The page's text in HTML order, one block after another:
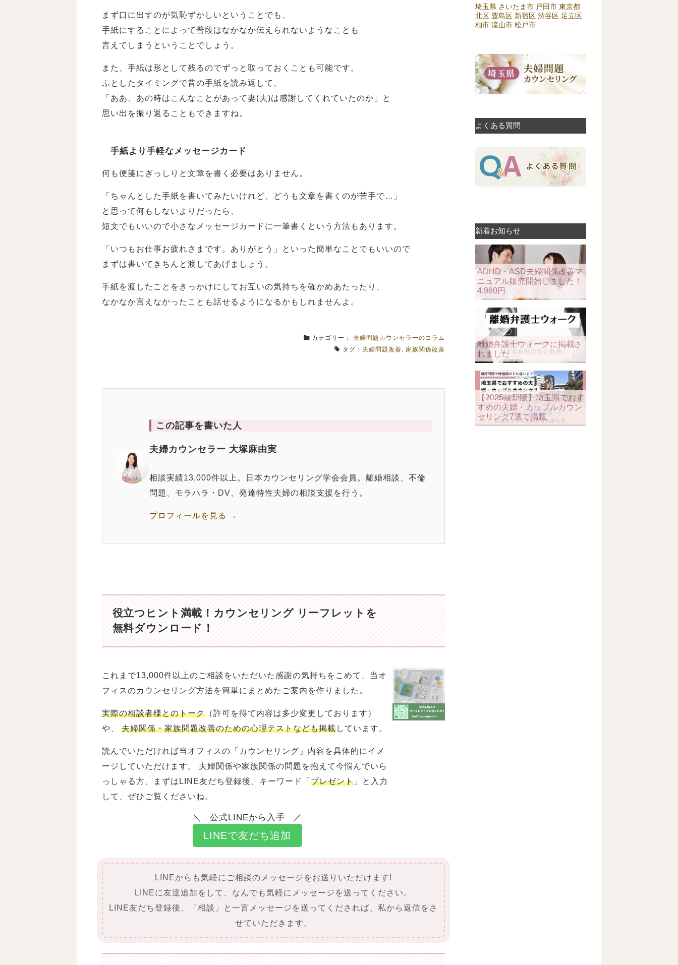
まず口に出すのが気恥ずかしいということでも、
手紙にすることによって普段はなかなか伝えられないようなことも
言えてしまうということでしょう。
また、手紙は形として残るのでずっと取っておくことも可能です。
ふとしたタイミングで昔の手紙を読み返して、
「ああ、あの時はこんなことがあって妻(夫)は感謝してくれていたのか」と
思い出を振り返ることもできますね。
手紙より手軽なメッセージカード
何も便箋にぎっしりと文章を書く必要はありません。
「ちゃんとした手紙を書いてみたいけれど、どうも文章を書くのが苦手で…」
と思って何もしないよりだったら、
短文でもいいので小さなメッセージカードに一筆書くという方法もあります。
「いつもお仕事お疲れさまです。ありがとう」といった簡単なことでもいいので
まずは書いてきちんと渡してあげましょう。
手紙を渡したことをきっかけにしてお互いの気持ちを確かめあたったり、
なかなか言えなかったことも話せるようになるかもしれませんよ。
カテゴリー： 夫婦問題カウンセラーのコラム
タグ： 夫婦問題改善, 家族関係改善
この記事を書いた人
夫婦カウンセラー 大塚麻由実
相談実績13,000件以上。日本カウンセリング学会会員。離婚相談、不倫
問題、モラハラ・DV、発達特性夫婦の相談支援を行う。
プロフィールを見る →
役立つヒント満載！ カウンセリング リーフレットを
無料ダウンロード！
これまで13,000件以上のご相談をいただいた感謝の気持ちをこめて、当オ
フィスのカウンセリング方法を簡単にまとめたご案内を作りました。
実際の相談者様とのトーク （許可を得て内容は多少変更しております）
や、 夫婦関係・家族問題改善のための心理テストなども掲載しています。
読んでいただければ当オフィスの「カウンセリング」内容を具体的にイメ
ージしていただけます。 夫婦関係や家族関係の問題を抱えて今悩んでいら
っしゃる方、まずはLINE友だち登録後、キーワード「 プレゼント 」と入力
して、ぜひご覧くださいね。
公式LINEから入手
LINEで友だち追加
LINEからも気軽にご相談のメッセージをお送りいただけます!
LINEに友達追加をして、なんでも気軽にメッセージを送ってください。
LINE友だち登録後、「相談」と一言メッセージを送ってくだされば、私から返信をさ
せていただきます。
埼玉県 さいたま市 戸田市 東京都
北区 豊島区 新宿区 渋谷区 足立区
柏市 流山市 松戸市
よくある質問
新着お知らせ
ADHD・ASD夫婦関係改善マ
ニュアル販売開始しました！
4,980円
離婚弁護士ウォークに掲載さ
れました
【2025最新版】埼玉県でおす
すめの夫婦・カップルカウン
セリング7選で掲載